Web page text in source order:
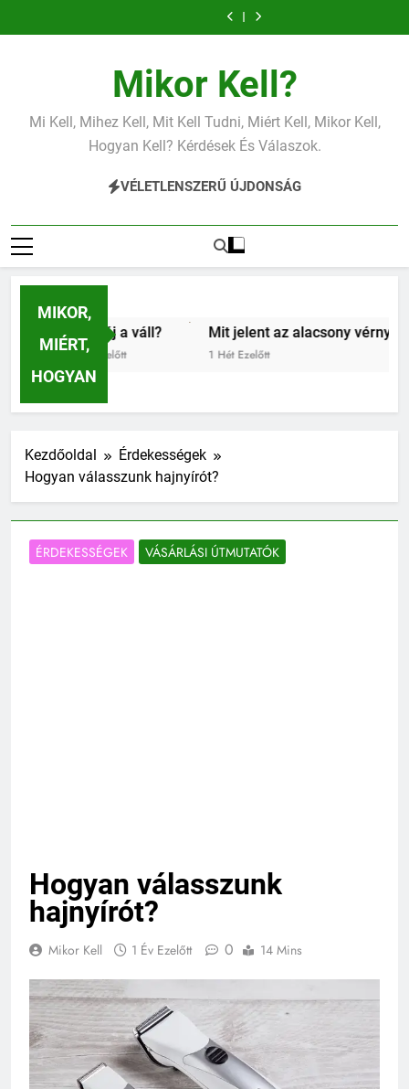
a
Mikor Kell?
Mi Kell, Mihez Kell, Mit Kell Tudni, Miért Kell, Mikor Kell,
Hogyan Kell? Kérdések És Válaszok.
VÉLETLENSZERŰ ÚJDONSÁG
MIKOR,
MIÉRT,
HOGYAN
Miért fáj a váll?
5 Nap Ezelőtt
Mit jelent az alacsony vérnyomás?
1 Hét Ezelőtt
Kezdőoldal
Érdekességek
Hogyan válasszunk hajnyírót?
ÉRDEKESSÉGEK VÁSÁRLÁSI ÚTMUTATÓK
Hogyan válasszunk
hajnyírót?
Mikor Kell 1 Év Ezelőtt 0 14 Mins